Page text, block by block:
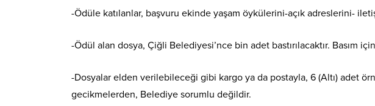
-Ödüle katılanlar, başvuru ekinde yaşam öykülerini-açık adreslerini-
-Ödül alan dosya, Çiğli Belediyesi’nce bin adet bastırılacaktır. Basım
-Dosyalar elden verilebileceği gibi kargo ya da postayla, 6 (Altı) adet
gecikmelerden, Belediye sorumlu değildir.